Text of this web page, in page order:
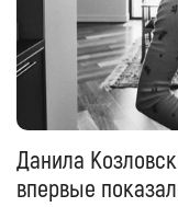
Данила
впервые